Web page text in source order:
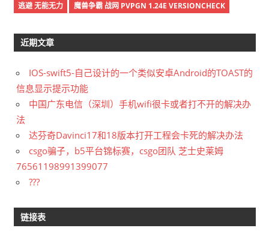
逃避 无能无力
魔兽争霸 战网 PVPGN 1.24E VERSIONCHECK
近期文章
IOS-swift5-自己设计的一个类似安卓Android的TOAST的
信息显示提示功能
中国广东电信（深圳）手机wifi很卡或者打不开的解决办
法
达芬奇Davinci17和18版本打开工程会卡死的解决办法
csgo骗子，b5平台锦标赛，csgo团队 芝士史莱姆
76561198991399077
???
链接表